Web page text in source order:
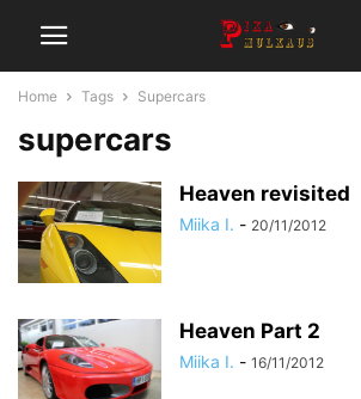
Home Tags Supercars
supercars
Heaven revisited
Miika I. - 20/11/2012
Heaven Part 2
Miika I. - 16/11/2012